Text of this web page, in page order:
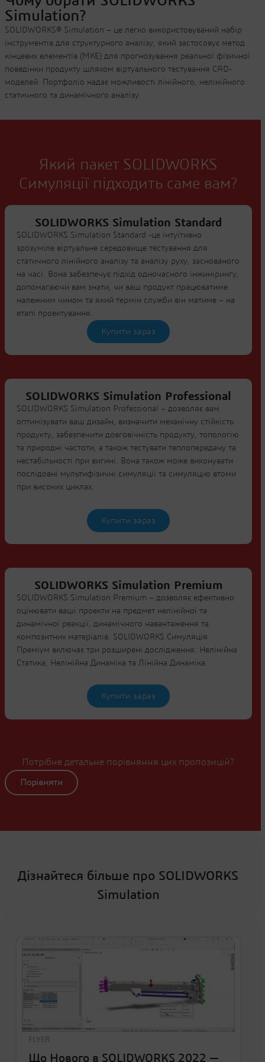
Simulation?
SOLIDWORKS® Simulation – це легко використовуваний набір
інструментів для структурного аналізу, який застосовує метод
кінцевих елементів (МКЕ) для прогнозування реальної фізичної
поведінки продукту шляхом віртуального тестування CAD-
моделей. Портфоліо надає можливості лінійного, нелінійного
статичного та динамічного аналізу.
Який пакет SOLIDWORKS
Симуляції підходить саме вам?
SOLIDWORKS Simulation Standard
SOLIDWORKS Simulation Standard -це інтуїтивно
зрозуміле віртуальне середовище тестування для
статичного лінійного аналізу та аналізу руху, заснованого
на часі. Вона забезпечує підхід одночасного інжинірингу,
допомагаючи вам знати, чи ваш продукт працюватиме
належним чином та який термін служби він матиме – на
етапі проектування.
Купити зараз
SOLIDWORKS Simulation Professional
SOLIDWORKS Simulation Professional – дозволяє вам
оптимізувати ваш дизайн, визначити механічну стійкість
продукту, забезпечити довговічність продукту, топологію
та природні частоти, а також тестувати теплопередачу та
нестабільності при вигині. Вона також може виконувати
послідовні мультифізичні симуляції та симуляцію втоми
при високих циклах.
Купити зараз
SOLIDWORKS Simulation Premium
SOLIDWORKS Simulation Premium – дозволяє ефективно
оцінювати ваші проекти на предмет нелінійної та
динамічної реакції, динамічного навантаження та
композитних матеріалів. SOLIDWORKS Симуляція
Преміум включає три розширені дослідження: Нелінійна
Статика, Нелінійна Динаміка та Лінійна Динаміка.
Купити зараз
Потрібне детальне порівняння цих пропозицій?
Порівняти
Дізнайтеся більше про SOLIDWORKS
Simulation
FLYER
Що Нового в SOLIDWORKS 2022 —